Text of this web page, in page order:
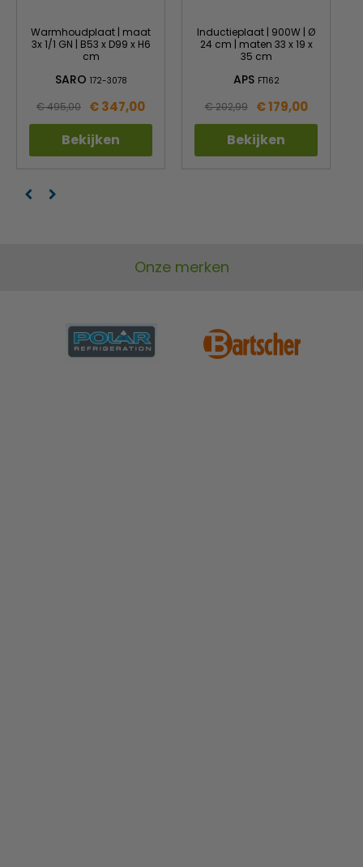
Warmhoudplaat | maat
3x 1/1 GN | B53 x D99 x H6
cm
SARO 172-3078
€ 495,00 € 347,00
Bekijken
Inductieplaat | 900W | Ø
24 cm | maten 33 x 19 x
35 cm
APS FT162
€ 202,99 € 179,00
Bekijken
Onze merken